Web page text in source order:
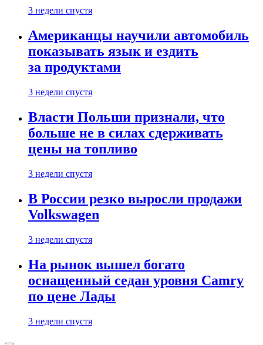
3 недели спустя
Американцы научили автомобиль
показывать язык и ездить
за продуктами
3 недели спустя
Власти Польши признали, что
больше не в силах сдерживать
цены на топливо
3 недели спустя
В России резко выросли продажи
Volkswagen
3 недели спустя
На рынок вышел богато
оснащенный седан уровня Camry
по цене Лады
3 недели спустя